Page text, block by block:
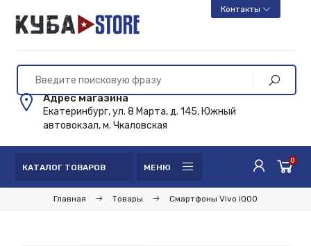
Контакты
Адрес магазина
Екатеринбург, ул. 8 Марта, д. 145, Южный
автовокзал, м. Чкаловская
КАТАЛОГ ТОВАРОВ МЕНЮ
0
Главная Товары Смартфоны Vivo iQOO